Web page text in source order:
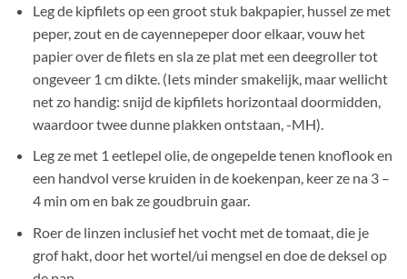
Leg de kipfilets op een groot stuk bakpapier, hussel ze met
peper, zout en de cayennepeper door elkaar, vouw het
papier over de filets en sla ze plat met een deegroller tot
ongeveer 1 cm dikte. (Iets minder smakelijk, maar wellicht
net zo handig: snijd de kipfilets horizontaal doormidden,
waardoor twee dunne plakken ontstaan, -MH).
Leg ze met 1 eetlepel olie, de ongepelde tenen knoflook en
een handvol verse kruiden in de koekenpan, keer ze na 3 –
4 min om en bak ze goudbruin gaar.
Roer de linzen inclusief het vocht met de tomaat, die je
grof hakt, door het wortel/ui mengsel en doe de deksel op